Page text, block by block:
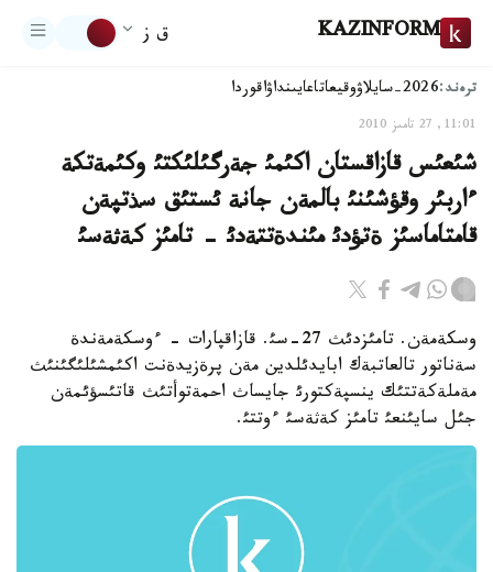
KAZINFORM ق ز
ترەند:2026-سايلاۋ وقيعاتاعايىنداۋاقوردا
11:01, 27 تامىز 2010
شئعئس قازاقستان اكئمئ جةرگئلئكتئ وكئمةتكة
ءاربئر وقؤشئنئ بالمةن جانة ئستئق سذتپةن
قامتاماسئز ةتؤدئ مئندةتتةدئ - تامئز كةثةسئ
وسكةمةن. تامئزدئث 27-سئ. قازاقپارات - ءوسكةمةندة
سةناتور تالعاتبةك ابايدئلدين مةن پرةزيدةنت اكئمشئلئگئنئث
مةملةكةتتئك ينسپةكتورئ جايساث احمةتوأتئث قاتئسؤئمةن
جئل سايئنعئ تامئز كةثةسئ ءوتتئ.